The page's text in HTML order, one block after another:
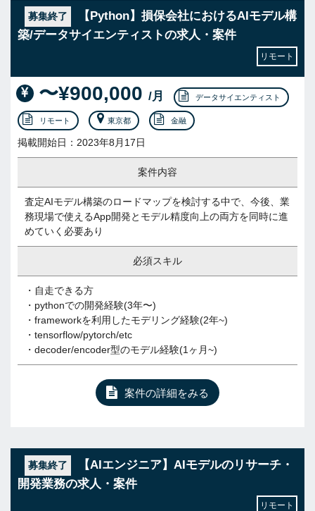
募集終了
【Python】損保会社におけるAIモデル構
築/データサイエンティストの求人・案件
リモート
〜¥900,000 /月 データサイエンティスト
リモート 東京都 金融
掲載開始日：2023年8月17日
案件内容
査定AIモデル構築のロードマップを検討する中で、今後、業
務現場で使えるApp開発とモデル精度向上の両方を同時に進
めていく必要あり
必須スキル
・自走できる方
・pythonでの開発経験(3年〜)
・frameworkを利用したモデリング経験(2年~)
・tensorflow/pytorch/etc
・decoder/encoder型のモデル経験(1ヶ月~)
案件の詳細をみる
募集終了
【AIエンジニア】AIモデルのリサーチ・
開発業務の求人・案件
リモート